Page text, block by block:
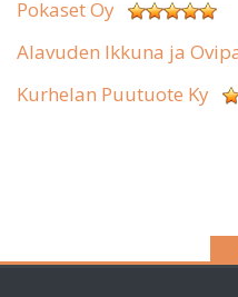
Pokaset Oy
Alavuden Ikkuna ja
Kurhelan Puutuote Ky